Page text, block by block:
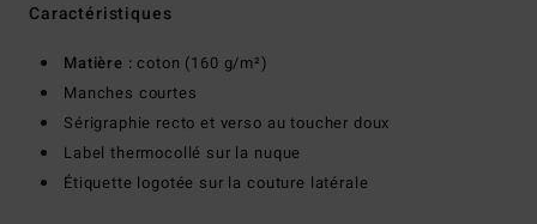
Caractéristiques
Matière : coton (160 g/m²)
Manches courtes
Sérigraphie recto et verso au toucher doux
Label thermocollé sur la nuque
Étiquette logotée sur la couture latérale